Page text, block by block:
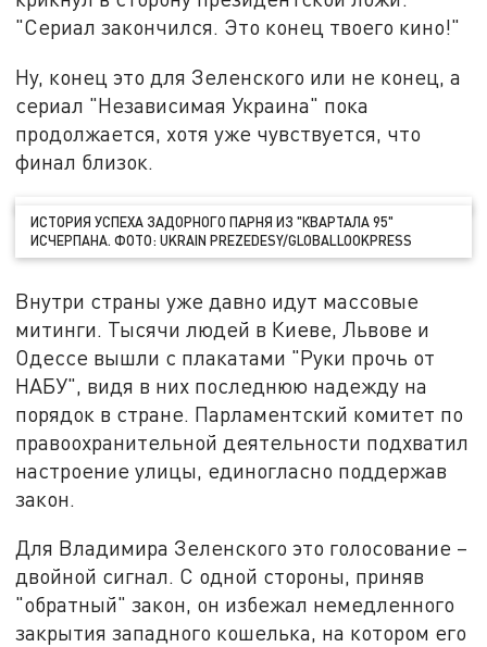
"Сериал закончился. Это конец твоего кино!"
Ну, конец это для Зеленского или не конец, а
сериал "Независимая Украина" пока
продолжается, хотя уже чувствуется, что
финал близок.
ИСТОРИЯ УСПЕХА ЗАДОРНОГО ПАРНЯ ИЗ "КВАРТАЛА 95"
ИСЧЕРПАНА. ФОТО: UKRAIN PREZEDESY/GLOBALLOOKPRESS
Внутри страны уже давно идут массовые
митинги. Тысячи людей в Киеве, Львове и
Одессе вышли с плакатами "Руки прочь от
НАБУ", видя в них последнюю надежду на
порядок в стране. Парламентский комитет по
правоохранительной деятельности подхватил
настроение улицы, единогласно поддержав
закон.
Для Владимира Зеленского это голосование –
двойной сигнал. С одной стороны, приняв
"обратный" закон, он избежал немедленного
закрытия западного кошелька, на котором его